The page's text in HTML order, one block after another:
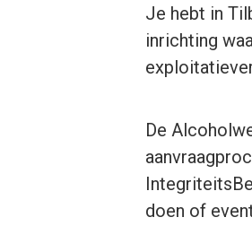
Je hebt in
inrichting
De
doen of